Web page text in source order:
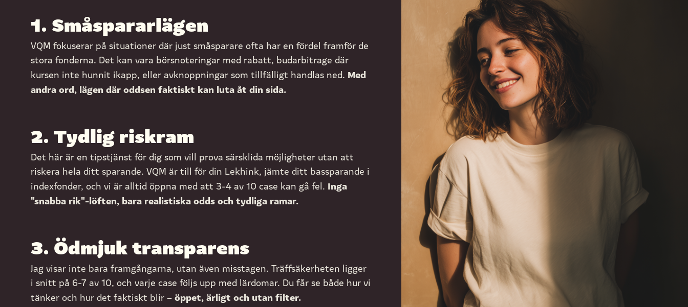
1. Småspararlägen
VQM fokuserar på situationer där just småsparare ofta har en fördel framför de
stora fonderna. Det kan vara börsnoteringar med rabatt, budarbitrage där
kursen inte hunnit ikapp, eller avknoppningar som tillfälligt handlas ned. Med
andra ord, lägen där oddsen faktiskt kan luta åt din sida.
2. Tydlig riskram
Det här är en tipstjänst för dig som vill prova särsklida möjligheter utan att
riskera hela ditt sparande. VQM är till för din Lekhink, jämte ditt bassparande i
indexfonder, och vi är alltid öppna med att 3-4 av 10 case kan gå fel. Inga
"snabba rik"-löften, bara realistiska odds och tydliga ramar.
3. Ödmjuk transparens
Jag visar inte bara framgångarna, utan även misstagen. Träffsäkerheten ligger
i snitt på 6-7 av 10, och varje case följs upp med lärdomar. Du får se både hur vi
tänker och hur det faktiskt blir – öppet, ärligt och utan filter.